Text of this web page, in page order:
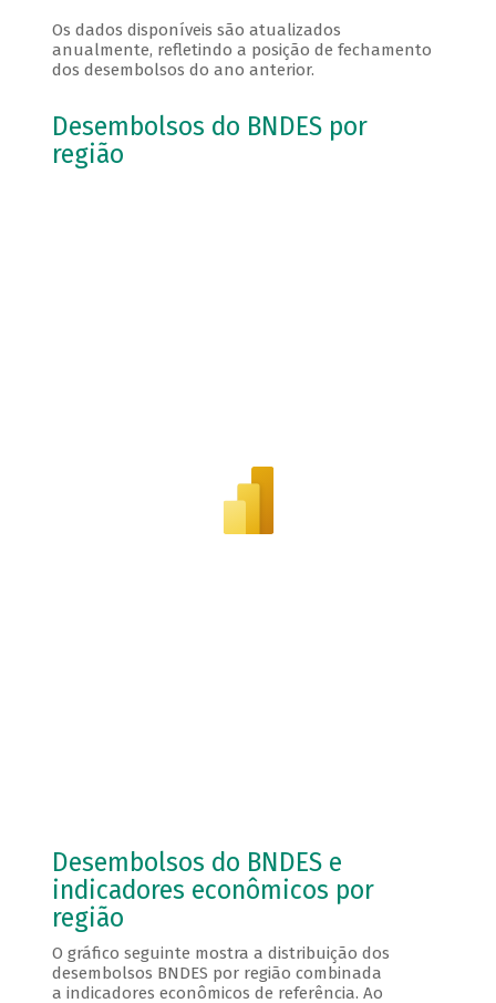
Os dados disponíveis são atualizados
anualmente, refletindo a posição de fechamento
dos desembolsos do ano anterior.
Desembolsos do BNDES por
região
Desembolsos do BNDES e
indicadores econômicos por
região
O gráfico seguinte mostra a distribuição dos
desembolsos BNDES por região combinada
a indicadores econômicos de referência. Ao